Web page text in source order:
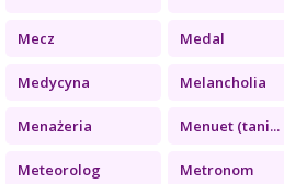
Mecz Medal
Medycyna Melancholia
Menażeria Menuet (tani...
Meteorolog Metronom